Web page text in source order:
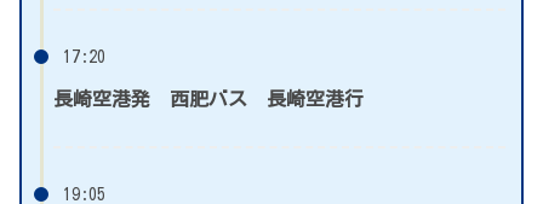
17:20
長崎空港発 西肥バス 長崎空港行
19:05